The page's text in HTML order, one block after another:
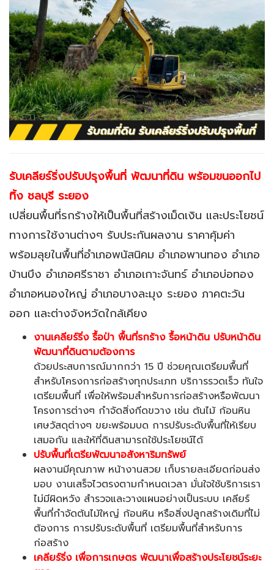
รับเคลียร์ริ่งปรับปรุงพื้นที่ พัฒนาที่ดิน พร้อมขนออกไป
ทิ้ง ชลบุรี ระยอง
เปลี่ยนพื้นที่รกร้างให้เป็นพื้นที่สร้างเม็ดเงิน และประโยชน์
ทางการใช้งานต่างๆ รับประกันผลงาน ราคาคุ้มค่า
พร้อมลุยในพื้นที่อำเภอพนัสนิคม อำเภอพานทอง อำเภอ
บ้านบึง อำเภอศรีราชา อำเภอเกาะจันทร์ อำเภอบ่อทอง
อำเภอหนองใหญ่ อำเภอบางละมุง ระยอง ภาคตะวัน
ออก และต่างจังหวัดใกล้เคียง
งานเคลียร์ริ่ง รื้อป่า พื้นที่รกร้าง รื้อหน้าดิน ปรับหน้าดิน
พัฒนาที่ดินตามต้องการ
ด้วยประสบการณ์มากกว่า 15 ปี ช่วยคุณเตรียมพื้นที่
สำหรับโครงการก่อสร้างทุกประเภท บริการรวดเร็ว ทันใจ
เตรียมพื้นที่ เพื่อให้พร้อมสำหรับการก่อสร้างหรือพัฒนา
โครงการต่างๆ กำจัดสิ่งกีดขวาง เช่น ต้นไม้ ก้อนหิน
เศษวัสดุต่างๆ ขยะพร้อมบด การปรับระดับพื้นที่ให้เรียบ
เสมอกัน และให้ที่ดินสามารถใช้ประโยชน์ได้
ปรับพื้นที่เตรียพัฒนาอสังหาริมทรัพย์
ผลงานมีคุณภาพ หน้างานสวย เก็บรายละเอียดก่อนส่ง
มอบ งานเสร็จไวตรงตามกำหนดเวลา มั่นใจใช้บริการเรา
ไม่มีผิดหวัง สำรวจและวางแผนอย่างเป็นระบบ เคลียร์
พื้นที่กำจัดต้นไม้ใหญ่ ก้อนหิน หรือสิ่งปลูกสร้างเดิมที่ไม่
ต้องการ การปรับระดับพื้นที่ เตรียมพื้นที่สำหรับการ
ก่อสร้าง
เคลียร์ริ่งเพื่อการเกษตร พัฒนาเพื่อสร้างประโยชน์ระยะ